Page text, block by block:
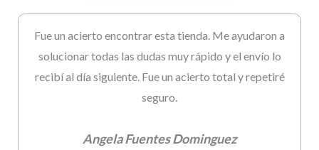
Fue un acierto encontrar esta tienda. Me ayudaron a
solucionar todas las dudas muy rápido y el envío lo
recibí al día siguiente. Fue un acierto total y repetiré
seguro.
Angela Fuentes Dominguez